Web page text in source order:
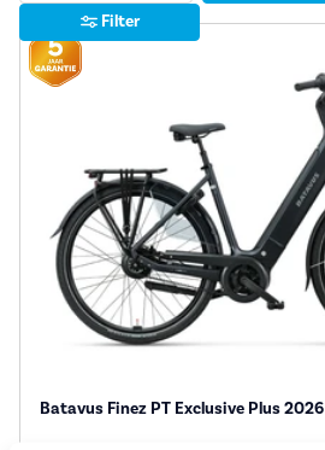
Filter
Batavus Finez PT Exclusive Plus 2026